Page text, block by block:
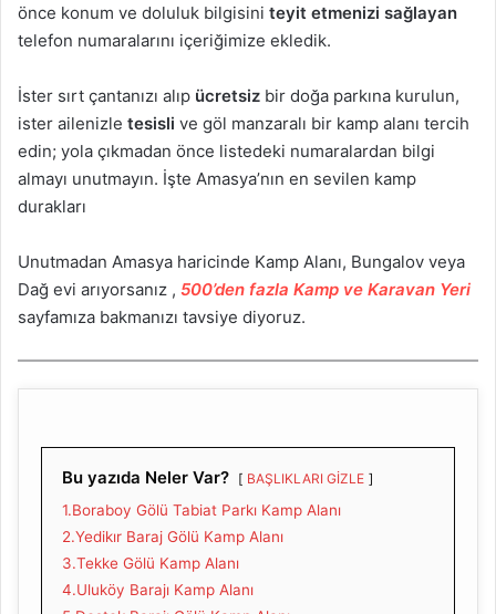
önce konum ve doluluk bilgisini teyit etmenizi sağlayan
telefon numaralarını içeriğimize ekledik.
İster sırt çantanızı alıp ücretsiz bir doğa parkına kurulun,
ister ailenizle tesisli ve göl manzaralı bir kamp alanı tercih
edin; yola çıkmadan önce listedeki numaralardan bilgi
almayı unutmayın. İşte Amasya’nın en sevilen kamp
durakları
Unutmadan Amasya haricinde Kamp Alanı, Bungalov veya
Dağ evi arıyorsanız , 500’den fazla Kamp ve Karavan Yeri
sayfamıza bakmanızı tavsiye diyoruz.
Bu yazıda Neler Var? BAŞLIKLARI GİZLE
1.Boraboy Gölü Tabiat Parkı Kamp Alanı
2.Yedikır Baraj Gölü Kamp Alanı
3.Tekke Gölü Kamp Alanı
4.Uluköy Barajı Kamp Alanı